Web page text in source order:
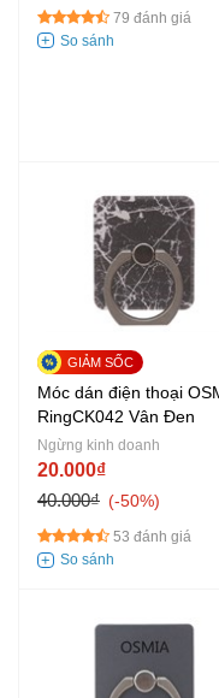
79 đánh giá
Móc dán điện thoại
RingCK042 Vân Đen
Ngừng kinh doanh
20.000₫
40.000₫
-50%
53 đánh giá